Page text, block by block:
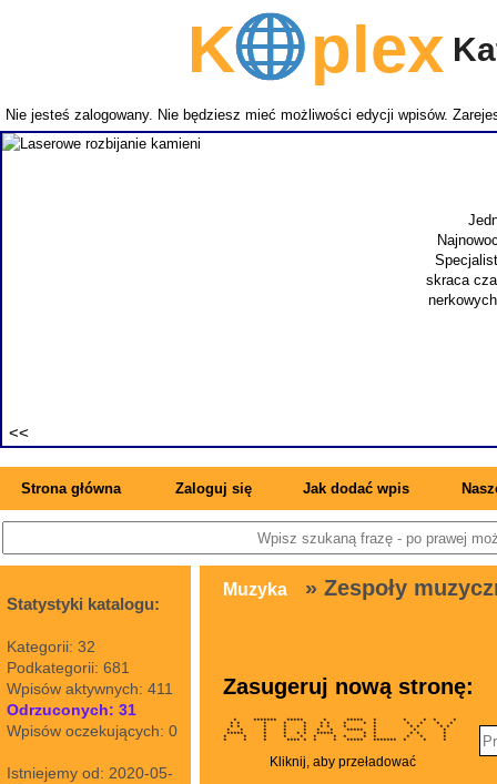
Kplex
Nie jesteś zalogowany. Nie będziesz mieć możliwości edycji wpisów.
skraca
Strona główna Zaloguj się Jak dodać wpis
Statystyki katalogu:
Kategorii: 32
Podkategorii: 681
Wpisów aktywnych: 411
Odrzuconych: 31
Wpisów oczekujących: 0
Istniejemy od: 2020-05-
Muzyka » Zespoły
Zasugeruj nową stronę:
* ******* ***** * ***** * * * * *
* * * * * * * * * * * * * *
* * * * * * * * * * * * *
* * * * * * * ***** * * *
***** * * * * ***** * * * * *
* * * * * * * * * * * * *
* * * **** * * * ***** ******* * * *
Kliknij, aby przeładować